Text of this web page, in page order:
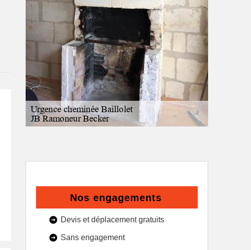
Nos engagements
Devis et déplacement gratuits
Sans engagement